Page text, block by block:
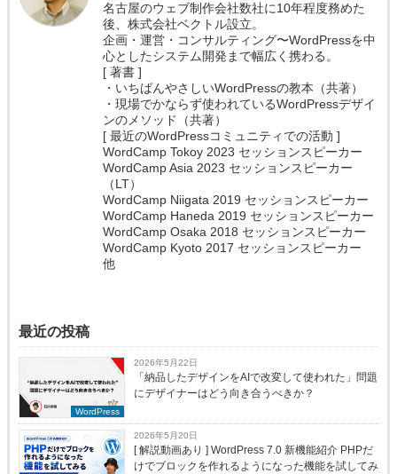
名古屋のウェブ制作会社数社に10年程度務めた
後、株式会社ベクトル設立。
企画・運営・コンサルティング〜WordPressを中
心としたシステム開発まで幅広く携わる。
[ 著書 ]
・いちばんやさしいWordPressの教本（共著）
・現場でかならず使われているWordPressデザイ
ンのメソッド（共著）
[ 最近のWordPressコミュニティでの活動 ]
WordCamp Tokoy 2023 セッションスピーカー
WordCamp Asia 2023 セッションスピーカー
（LT）
WordCamp Niigata 2019 セッションスピーカー
WordCamp Haneda 2019 セッションスピーカー
WordCamp Osaka 2018 セッションスピーカー
WordCamp Kyoto 2017 セッションスピーカー
他
最近の投稿
WordPress
2026年5月22日
「納品したデザインをAIで改変して使われた」問題
にデザイナーはどう向き合うべきか？
2026年5月20日
[ 解説動画あり ] WordPress 7.0 新機能紹介 PHPだ
けでブロックを作れるようになった機能を試してみ